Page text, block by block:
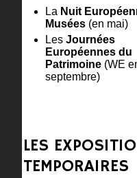
La Nuit
Musées(en mai)
Les Journées
Européennes du
Patrimoine(WE
septembre)
LES
TEMPORAIRES